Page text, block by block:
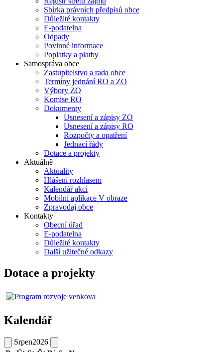
Sbírka právních předpisů obce
Důležité kontakty
E-podatelna
Odpady
Povinné informace
Poplatky a platby
Samospráva obce
Zastupitelstvo a rada obce
Termíny jednání RO a ZO
Výbory ZO
Komise RO
Dokumenty
Usnesení a zápisy ZO
Usnesení a zápisy RO
Rozpočty a opatření
Jednací řády
Dotace a projekty
Aktuálně
Aktuality
Hlášení rozhlasem
Kalendář akcí
Mobilní aplikace V obraze
Zpravodaj obce
Kontakty
Obecní úřad
E-podatelna
Důležité kontakty
Další užitečné odkazy
Dotace a projekty
Kalendář
Srpen2026